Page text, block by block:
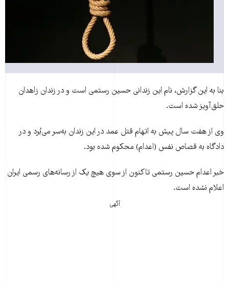
بنا به اين گزارش، نام اين زندانی حسين رستمی است و در زندان زاهدان
حلق‌آويز شده است.
وی از هفت سال پيش به اتهام قتل عمد در اين زندان به‌سر می‌بُرد و در
دادگاه به قصاص نفس (اعدام) محکوم شده بود.
خبر اعدام حسين رستمی تاکنون از سوی هيچ يک از رسانه‌های رسمی ايران
اعلام نشده است.
آگهی